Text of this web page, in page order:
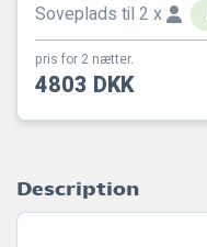
Soveplads til 2 x
pris for 2 nætter.
4803 DKK
Description